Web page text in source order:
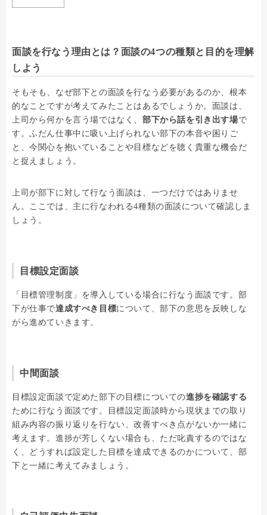
面談を行なう理由とは？面談の4つの種類と目的を理解
しよう
そもそも、なぜ部下との面談を行なう必要があるのか、根本
的なことですが考えてみたことはあるでしょうか。面談は、
上司から何かを言う場ではなく、 部下から話を引き出す場で
す。ふだん仕事中に吸い上げられない部下の本音や困りご
と、今関心を抱いていることや目標などを聴く貴重な機会だ
と捉えましょう。
上司が部下に対して行なう面談は、一つだけではありませ
ん。ここでは、主に行なわれる4種類の面談について確認しま
しょう。
目標設定面談
「目標管理制度」を導入している場合に行なう面談です。部
下が仕事で達成すべき目標について、部下の意思を反映しな
がら進めていきます。
中間面談
目標設定面談で定めた部下の目標についての進捗を確認する
ために行なう面談です。目標設定面談時から現状までの取り
組み内容の振り返りを行ない、改善すべき点がないか一緒に
考えます。進捗が芳しくない場合も、ただ叱責するのではな
く、どうすれば設定した目標を達成できるのかについて、部
下と一緒に考えてみましょう。